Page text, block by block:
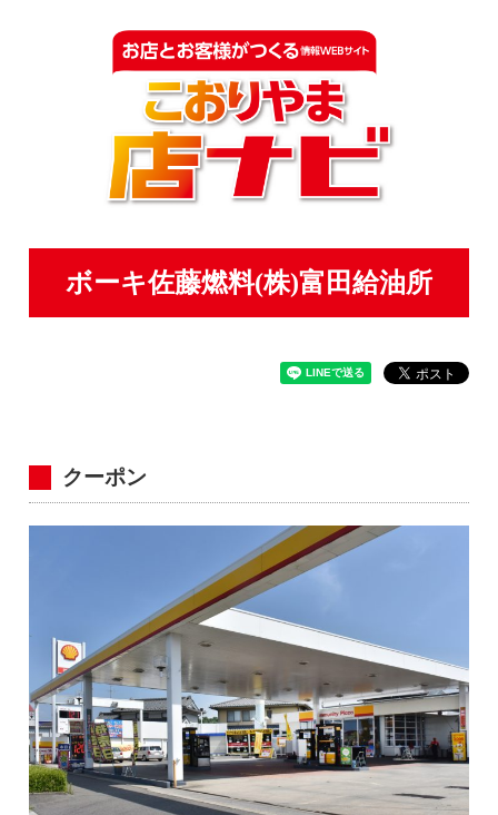
ボーキ佐藤燃料(株)富田給油所
クーポン